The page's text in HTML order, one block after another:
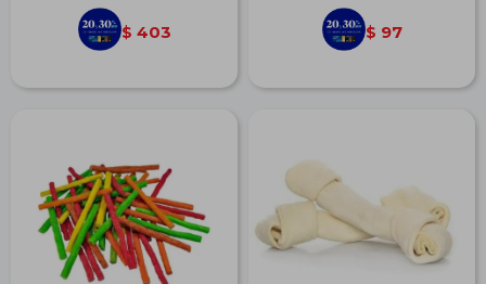
$ 403 $ 97